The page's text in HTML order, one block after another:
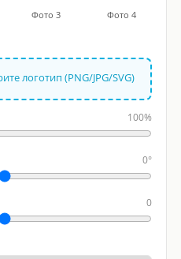
Фото 3 Фото 4
логотип (PNG/JPG/SVG)
100%
0°
0